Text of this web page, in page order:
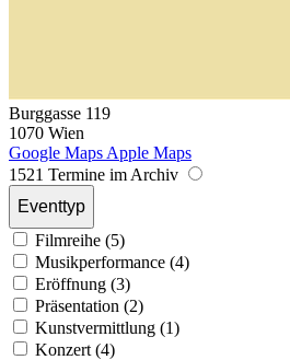
Burggasse 119
1070 Wien
Google Maps Apple Maps
1521 Termine im Archiv
Eventtyp
Filmreihe (5)
Musikperformance (4)
Eröffnung (3)
Präsentation (2)
Kunstvermittlung (1)
Konzert (4)